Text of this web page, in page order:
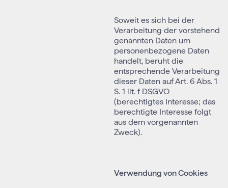
Soweit es sich bei der
Verarbeitung der vorstehend
genannten Daten um
personenbezogene Daten
handelt, beruht die
entsprechende Verarbeitung
dieser Daten auf Art. 6 Abs. 1
S. 1 lit. f DSGVO
(berechtigtes Interesse; das
berechtigte Interesse folgt
aus dem vorgenannten
Zweck).
Verwendung von Cookies